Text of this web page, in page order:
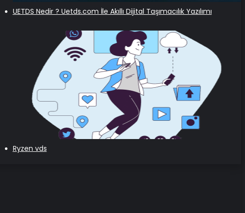
UETDS Nedir ? Uetds.com İle Akıllı Dijital Taşımacılık Yazılımı
Ryzen vds